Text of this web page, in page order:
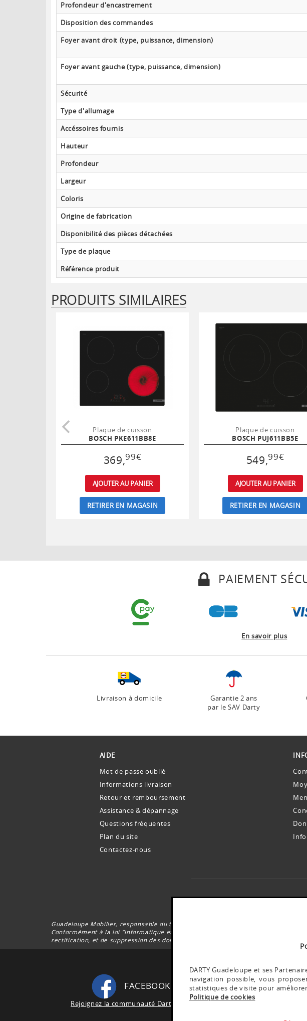
Profondeur d'encastrement
Disposition des commandes
Foyer avant droit (type, puissance, dimension)
Foyer avant gauche (type, puissance, dimension)
Sécurité
Type d'allumage
Accéssoires fournis
Hauteur
Profondeur
Largeur
Coloris
Origine de fabrication
Disponibilité des pièces détachées
Type de plaque
Référence produit
PRODUITS SIMILAIRES
Plaque de cuisson
BOSCH PKE611BB8E
369,99€
AJOUTER AU PANIER
RETIRER EN MAGASIN
Plaque de cuisson
BOSCH PUJ611BB5E
549,99€
AJOUTER AU PANIER
RETIRER EN MAGASIN
DARTY Guadeloupe et ses
navigation possible, vous
statistiques de visite pour
Politique de cookies
PAIEMENT
En savoir plus
Livraison à domicile
Garantie 2 ans
par le SAV Darty
AIDE
Mot de passe oublié
Informations livraison
Retour et remboursement
Assistance & dépannage
Questions fréquentes
Plan du site
Contactez-nous
Guadeloupe Mobilier, responsable du traitement, collecte votre adresse email
Conformément à la loi "Informatique et Libertés” du 6 Janvier 1978, modifiée par
rectification, et de suppression des données vous concernant.
FACEBOOK DARTY
Rejoignez la communauté Darty Guadeloupe